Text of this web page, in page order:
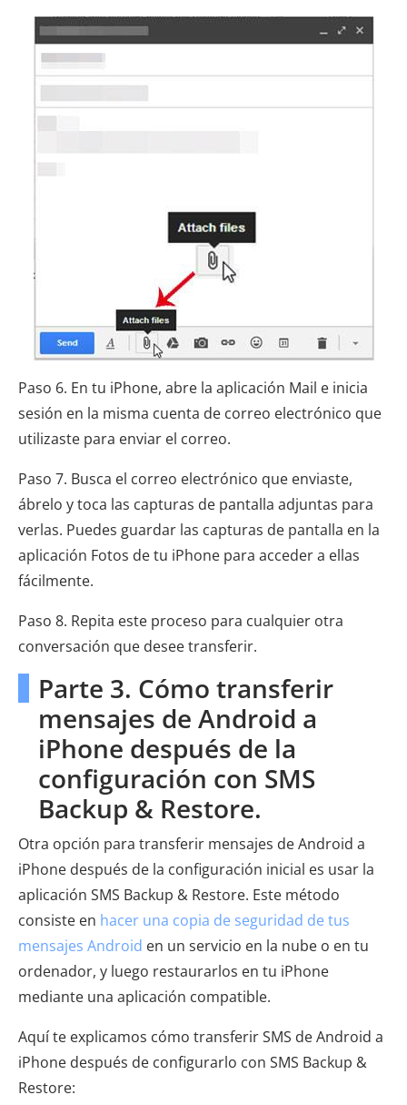
Paso 6. En tu iPhone, abre la aplicación Mail e inicia
sesión en la misma cuenta de correo electrónico que
utilizaste para enviar el correo.
Paso 7. Busca el correo electrónico que enviaste,
ábrelo y toca las capturas de pantalla adjuntas para
verlas. Puedes guardar las capturas de pantalla en la
aplicación Fotos de tu iPhone para acceder a ellas
fácilmente.
Paso 8. Repita este proceso para cualquier otra
conversación que desee transferir.
Parte 3. Cómo transferir
mensajes de Android a
iPhone después de la
configuración con SMS
Backup & Restore.
Otra opción para transferir mensajes de Android a
iPhone después de la configuración inicial es usar la
aplicación SMS Backup & Restore. Este método
consiste en hacer una copia de seguridad de tus
mensajes Android en un servicio en la nube o en tu
ordenador, y luego restaurarlos en tu iPhone
mediante una aplicación compatible.
Aquí te explicamos cómo transferir SMS de Android a
iPhone después de configurarlo con SMS Backup &
Restore: